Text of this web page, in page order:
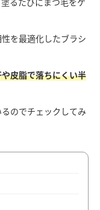
を最適化したブラシ
皮脂で落ちにくい半
のでチェックしてみ